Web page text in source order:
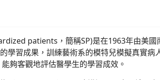
patients，簡稱SP)是在1963年由美國
習成果，訓練藝術系的模特兒模擬真實病
夠客觀地評估醫學生的學習成效。